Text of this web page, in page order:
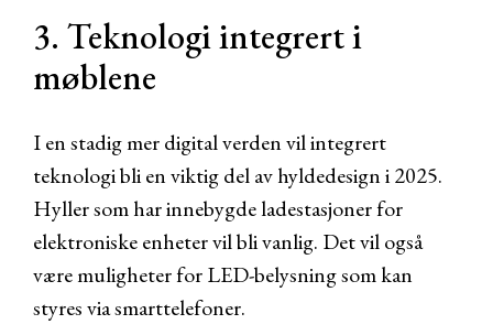
3. Teknologi integrert i
møblene
I en stadig mer digital verden vil integrert
teknologi bli en viktig del av hyldedesign i 2025.
Hyller som har innebygde ladestasjoner for
elektroniske enheter vil bli vanlig. Det vil også
være muligheter for LED-belysning som kan
styres via smarttelefoner.